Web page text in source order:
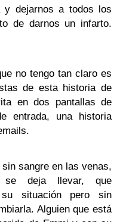
y dejarnos a todos los
de darnos un infarto.
no tengo tan claro es
de esta historia de
en dos pantallas de
entrada, una historia
sangre en las venas,
se deja llevar, que
situación pero sin
Alguien que está